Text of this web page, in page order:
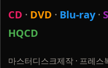
CD · DVD · Blu-ray·
HQCD
마스터디스크제작 · 프레